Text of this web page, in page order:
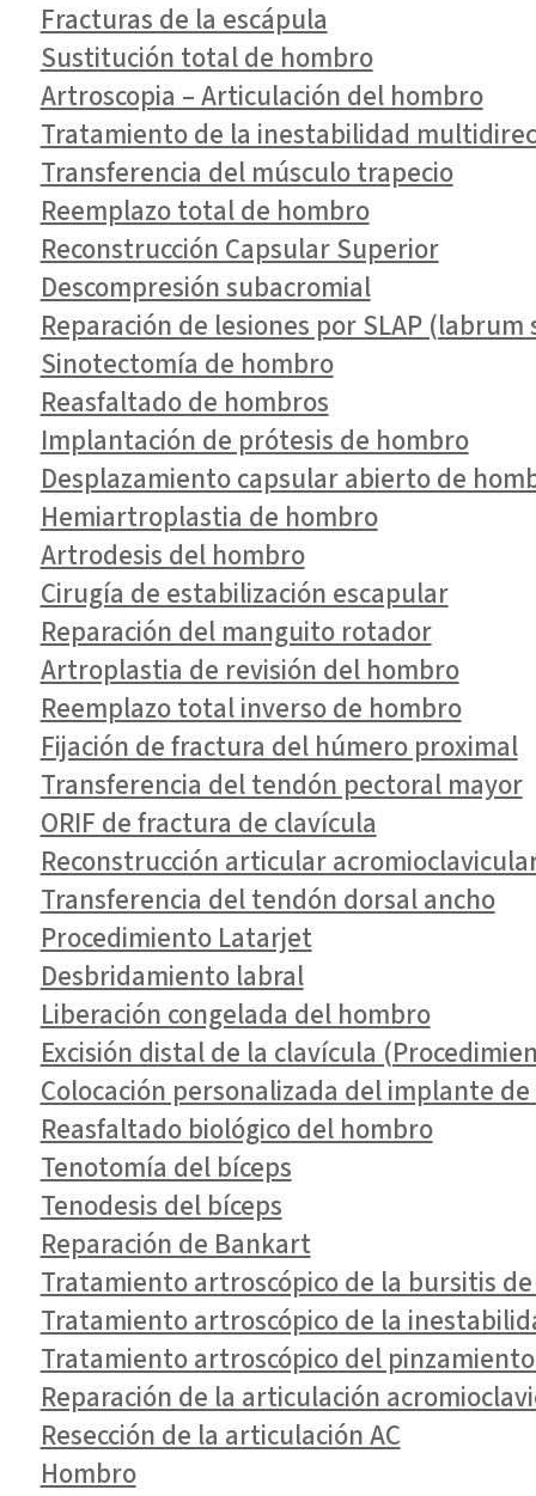
Fracturas de la escápula
Sustitución total de hombro
Artroscopia – Articulación del hombro
Tratamiento de la inestabilidad
Transferencia del músculo trapecio
Reemplazo total de hombro
Reconstrucción Capsular Superior
Descompresión subacromial
Reparación de lesiones por SLAP
Sinotectomía de hombro
Reasfaltado de hombros
Implantación de prótesis de hombro
Desplazamiento capsular abierto de
Hemiartroplastia de hombro
Artrodesis del hombro
Cirugía de estabilización escapular
Reparación del manguito rotador
Artroplastia de revisión del hombro
Reemplazo total inverso de hombro
Fijación de fractura del húmero proximal
Transferencia del tendón pectoral mayor
ORIF de fractura de clavícula
Reconstrucción articular
Transferencia del tendón dorsal ancho
Procedimiento Latarjet
Desbridamiento labral
Liberación congelada del hombro
Excisión distal de la clavícula
Colocación personalizada del implante
Reasfaltado biológico del hombro
Tenotomía del bíceps
Tenodesis del bíceps
Reparación de Bankart
Tratamiento artroscópico de la bursitis
Tratamiento artroscópico de la
Tratamiento artroscópico del
Reparación de la articulación
Resección de la articulación AC
Hombro